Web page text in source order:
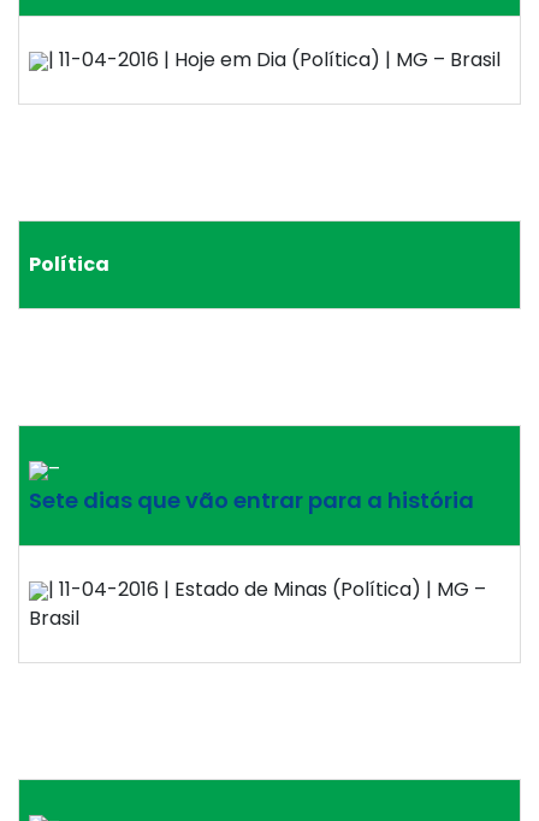
| 11-04-2016 | Hoje em Dia (Política) | MG – Brasil
Política
–
Sete dias que vão entrar para a história
| 11-04-2016 | Estado de Minas (Política) | MG –
Brasil